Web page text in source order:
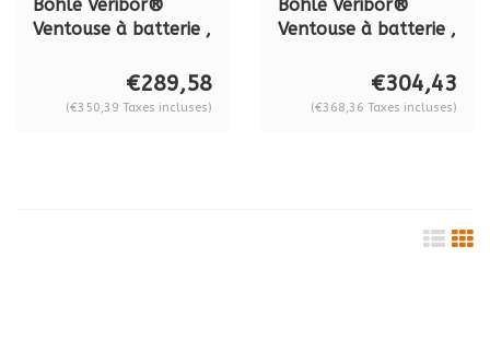
Bohle Veribor®
Ventouse à batterie ,
€289,58
(€350,39 Taxes incluses)
Bohle Veribor®
Ventouse à batterie ,
€304,43
(€368,36 Taxes incluses)